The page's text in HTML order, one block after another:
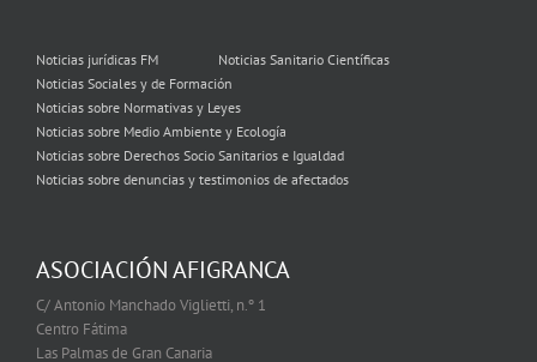
Noticias jurídicas FM
Noticias Sanitario Científicas
Noticias Sociales y de Formación
Noticias sobre Normativas y Leyes
Noticias sobre Medio Ambiente y Ecología
Noticias sobre Derechos Socio Sanitarios e Igualdad
Noticias sobre denuncias y testimonios de afectados
ASOCIACIÓN AFIGRANCA
C/ Antonio Manchado Viglietti, n.º 1
Centro Fátima
Las Palmas de Gran Canaria